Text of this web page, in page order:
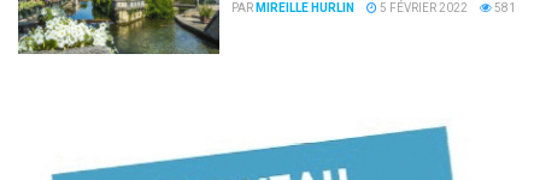
PAR MIREILLE HURLIN 5 FÉVRIER 2022 581